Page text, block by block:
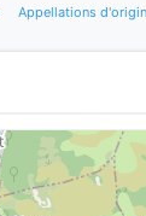
Appellations